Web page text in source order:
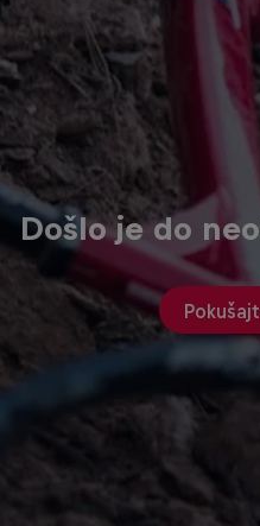
Došlo je do